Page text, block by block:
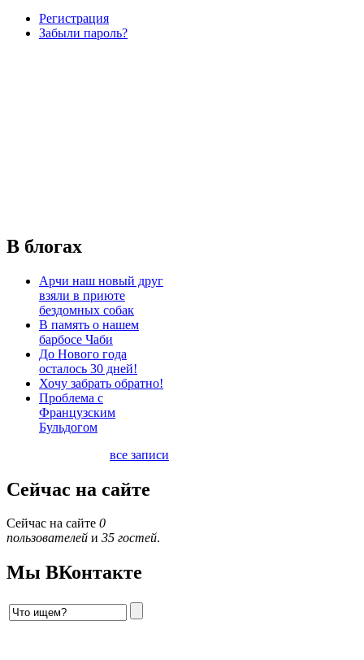
Регистрация
Забыли пароль?
В блогах
Арчи наш новый друг
взяли в приюте
бездомных собак
В память о нашем
барбосе Чаби
До Нового года
осталось 30 дней!
Хочу забрать обратно!
Проблема с
Французским
Бульдогом
все записи
Сейчас на сайте
Сейчас на сайте 0
пользователей и 35 гостей.
Мы ВКонтакте